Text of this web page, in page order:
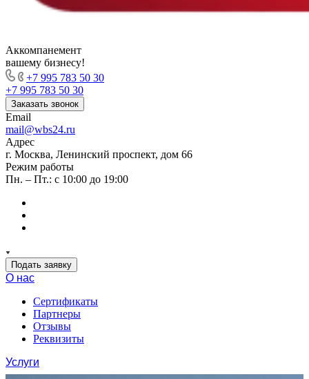
Аккомпанемент
вашему бизнесу!
+7 995 783 50 30
+7 995 783 50 30
Заказать звонок
Email
mail@wbs24.ru
Адрес
г. Москва, Ленинский проспект, дом 66
Режим работы
Пн. – Пт.: с 10:00 до 19:00
Подать заявку
О нас
Сертификаты
Партнеры
Отзывы
Реквизиты
Услуги